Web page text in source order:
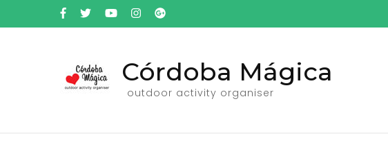
al
Córdoba Mágica
outdoor activity organiser